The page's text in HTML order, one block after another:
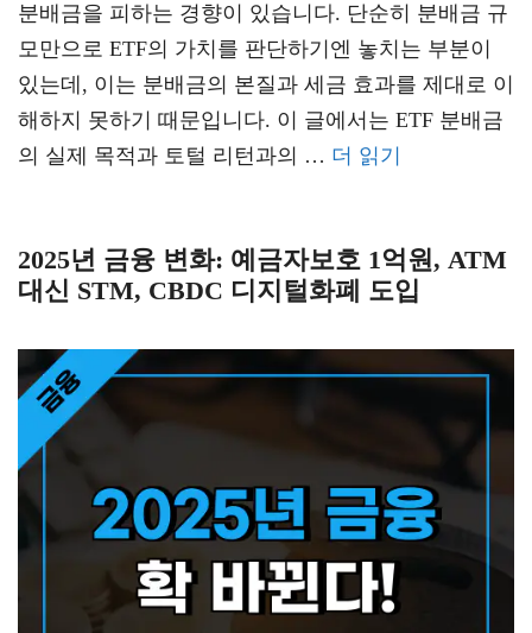
분배금을 피하는 경향이 있습니다. 단순히 분배금 규
모만으로 ETF의 가치를 판단하기엔 놓치는 부분이
있는데, 이는 분배금의 본질과 세금 효과를 제대로 이
해하지 못하기 때문입니다. 이 글에서는 ETF 분배금
의 실제 목적과 토털 리턴과의 … 더 읽기
2025년 금융 변화: 예금자보호 1억원, ATM
대신 STM, CBDC 디지털화폐 도입